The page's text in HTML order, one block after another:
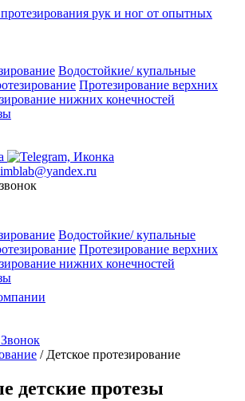
Водостойкие/ купальные
Протезирование верхних
нижних конечностей
Водостойкие/ купальные
Протезирование верхних
нижних конечностей
Звонок
/ Детское протезирование
детские протезы